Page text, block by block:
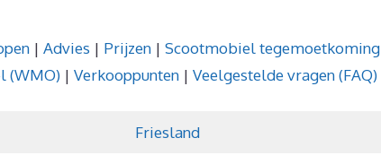
| Advies | Prijzen | Scootmobiel tegemoetkoming
(WMO) | Verkooppunten | Veelgestelde vragen (FAQ)
Friesland